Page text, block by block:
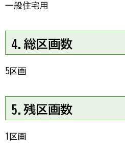
一般住宅用
4.総区画数
5区画
5.残区画数
1区画